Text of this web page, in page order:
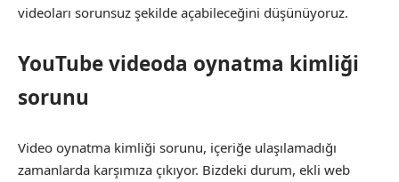
videoları sorunsuz şekilde açabileceğini düşünüyoruz.
YouTube videoda oynatma kimliği
sorunu
Video oynatma kimliği sorunu, içeriğe ulaşılamadığı
zamanlarda karşımıza çıkıyor. Bizdeki durum, ekli web